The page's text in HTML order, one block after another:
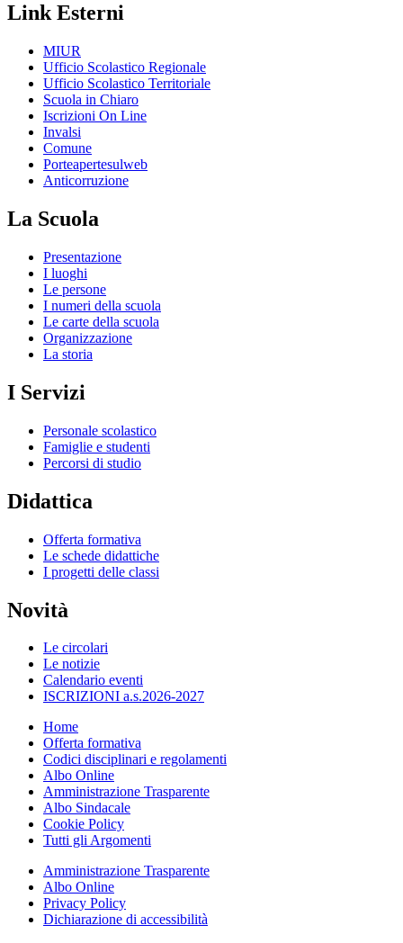
Link Esterni
MIUR
Ufficio Scolastico Regionale
Ufficio Scolastico Territoriale
Scuola in Chiaro
Iscrizioni On Line
Invalsi
Comune
Porteapertesulweb
Anticorruzione
La Scuola
Presentazione
I luoghi
Le persone
I numeri della scuola
Le carte della scuola
Organizzazione
La storia
I Servizi
Personale scolastico
Famiglie e studenti
Percorsi di studio
Didattica
Offerta formativa
Le schede didattiche
I progetti delle classi
Novità
Le circolari
Le notizie
Calendario eventi
ISCRIZIONI a.s.2026-2027
Home
Offerta formativa
Codici disciplinari e regolamenti
Albo Online
Amministrazione Trasparente
Albo Sindacale
Cookie Policy
Tutti gli Argomenti
Amministrazione Trasparente
Albo Online
Privacy Policy
Dichiarazione di accessibilità